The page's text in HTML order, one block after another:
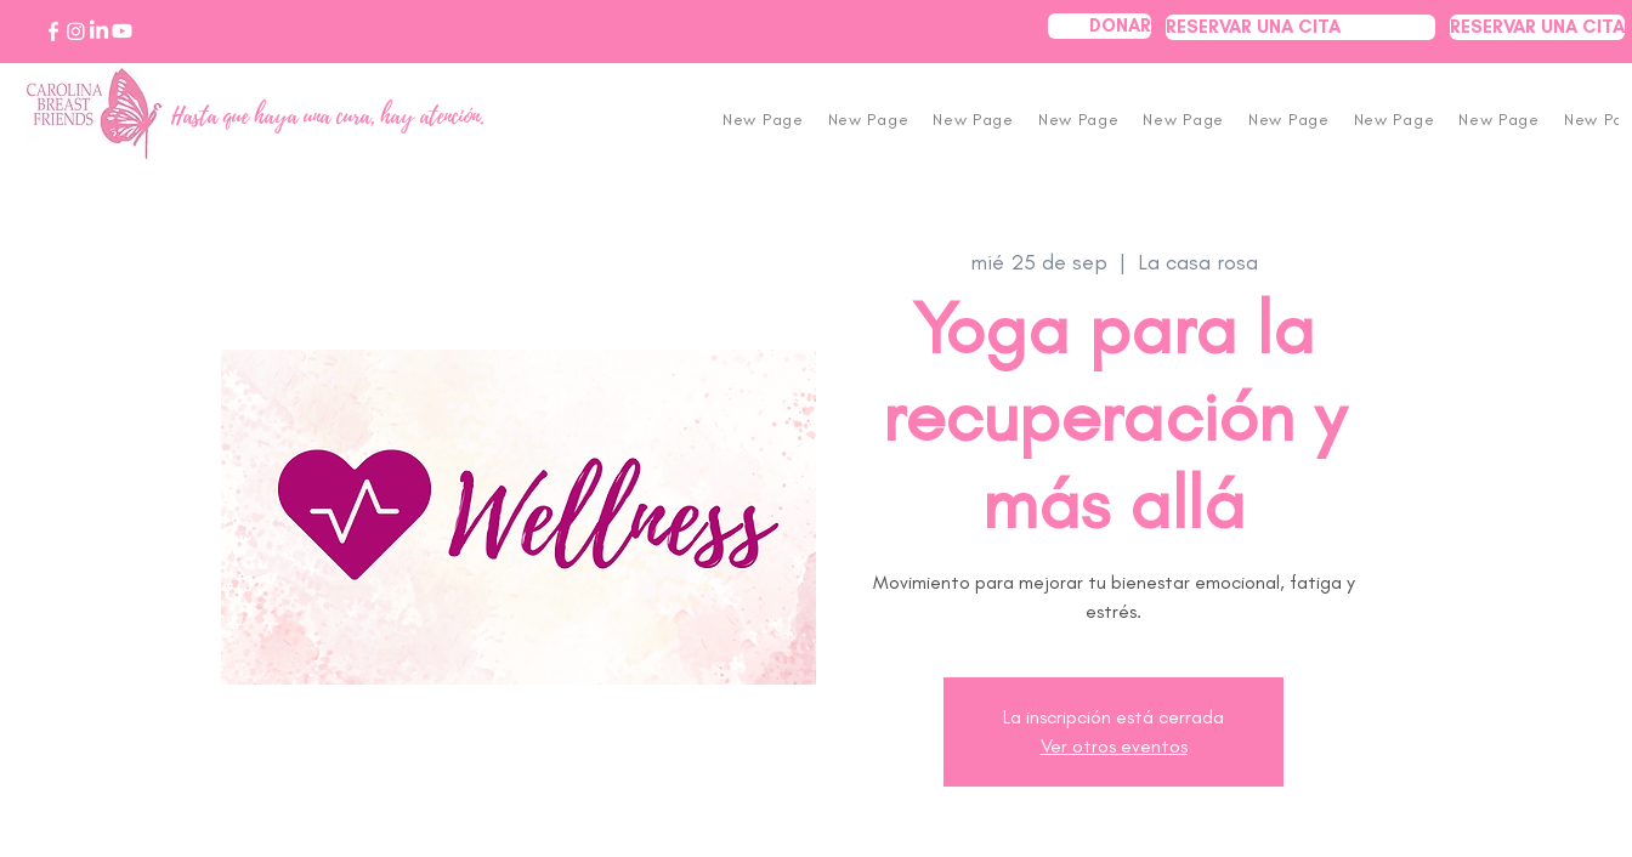
DONAR RESERVAR UNA CITA RESERVAR UNA CITA
Hasta que haya una cura, hay atención. New Page New Page New Page New Page New Page New Page New Page New Page New
mié 25 de sep
  |
La casa rosa
Yoga para la
recuperación y
más allá
Movimiento para mejorar tu bienestar emocional, fatiga y
estrés.
La inscripción está cerrada
Ver otros eventos